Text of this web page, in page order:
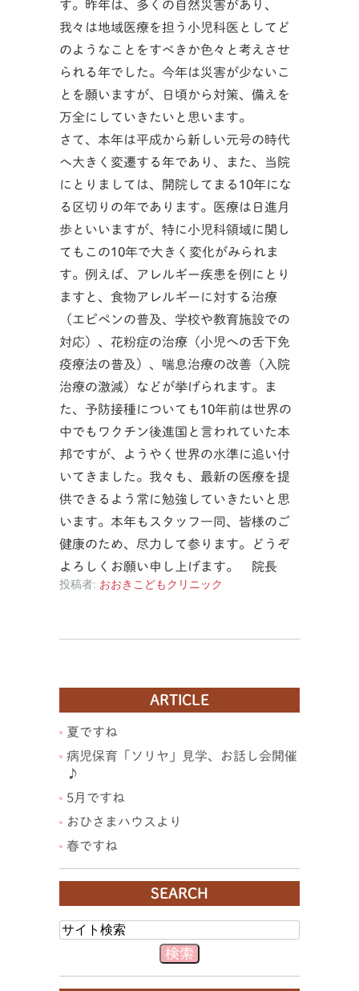
す。昨年は、多くの自然災害があり、
我々は地域医療を担う小児科医としてど
のようなことをすべきか色々と考えさせ
られる年でした。今年は災害が少ないこ
とを願いますが、日頃から対策、備えを
万全にしていきたいと思います。
さて、本年は平成から新しい元号の時代
へ大きく変遷する年であり、また、当院
にとりましては、開院してまる10年にな
る区切りの年であります。医療は日進月
歩といいますが、特に小児科領域に関し
てもこの10年で大きく変化がみられま
す。例えば、アレルギー疾患を例にとり
ますと、食物アレルギーに対する治療
（エピペンの普及、学校や教育施設での
対応）、花粉症の治療（小児への舌下免
疫療法の普及）、喘息治療の改善（入院
治療の激減）などが挙げられます。ま
た、予防接種についても10年前は世界の
中でもワクチン後進国と言われていた本
邦ですが、ようやく世界の水準に追い付
いてきました。我々も、最新の医療を提
供できるよう常に勉強していきたいと思
います。本年もスタッフ一同、皆様のご
健康のため、尽力して参ります。どうぞ
よろしくお願い申し上げます。 院長
投稿者: おおきこどもクリニック
ARTICLE
夏ですね
病児保育「ソリヤ」見学、お話し会開催
♪
5月ですね
おひさまハウスより
春ですね
SEARCH